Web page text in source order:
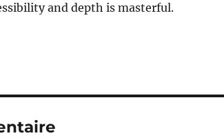
and depth is masterful.